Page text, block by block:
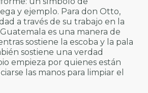
y ejemplo. Para don Otto,
a través de su trabajo en la
es una manera de
sostiene la escoba y la pala
sostiene una verdad
empieza por quienes están
las manos para limpiar el